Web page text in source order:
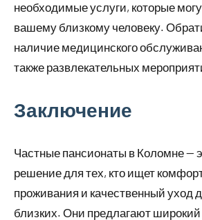
необходимые услуги, которые
вашему близкому человеку.
наличие медицинского
также развлекательных
Заключение
Частные пансионаты в Коломне —
решение для тех, кто ищет
проживания и качественный уход
близких. Они предлагают широкий